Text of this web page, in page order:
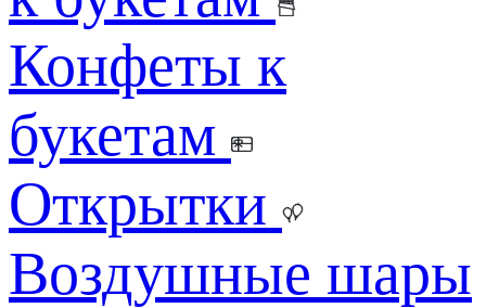
Конфеты к
букетам
Открытки
Воздушные шары